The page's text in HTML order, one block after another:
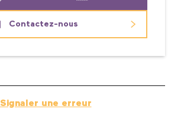
Contactez-nous
Signaler une erreur